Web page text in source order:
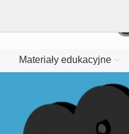
Materiały edukacyjne